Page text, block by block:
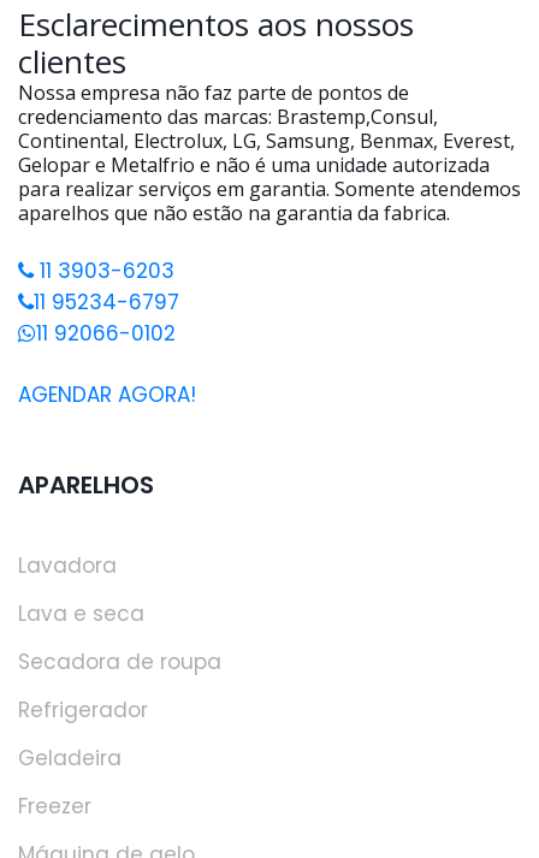
Esclarecimentos aos nossos
clientes
Nossa empresa não faz parte de pontos de
credenciamento das marcas: Brastemp,Consul,
Continental, Electrolux, LG, Samsung, Benmax, Everest,
Gelopar e Metalfrio e não é uma unidade autorizada
para realizar serviços em garantia. Somente atendemos
aparelhos que não estão na garantia da fabrica.
11 3903-6203
11 95234-6797
11 92066-0102
AGENDAR AGORA!
APARELHOS
Lavadora
Lava e seca
Secadora de roupa
Refrigerador
Geladeira
Freezer